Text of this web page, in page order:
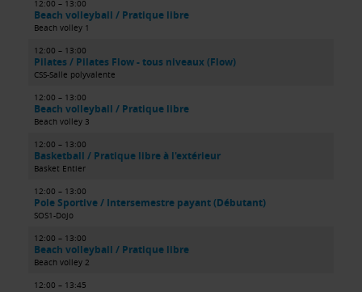
12:00 – 13:00
Beach volleyball / Pratique libre
Beach volley 1
12:00 – 13:00
Pilates / Pilates Flow - tous niveaux (Flow)
CSS-Salle polyvalente
12:00 – 13:00
Beach volleyball / Pratique libre
Beach volley 3
12:00 – 13:00
Basketball / Pratique libre à l'extérieur
Basket Entier
12:00 – 13:00
Pole Sportive / Intersemestre payant (Débutant)
SOS1-Dojo
12:00 – 13:00
Beach volleyball / Pratique libre
Beach volley 2
12:00 – 13:45